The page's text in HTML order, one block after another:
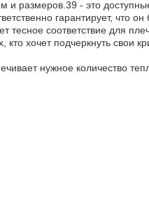
и размеров.39 - это
гарантирует, что
тесное соответствие для
хочет подчеркнуть свои
нужное количество